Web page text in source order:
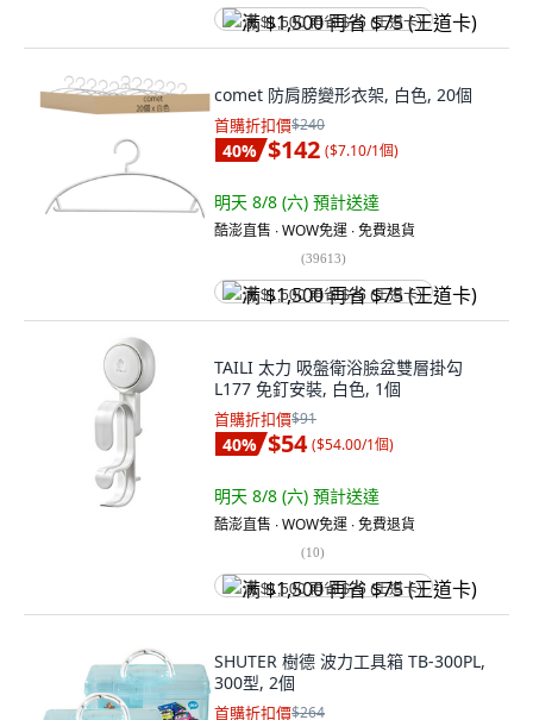
满 $1,500 再省 $75 (王道卡)
comet 防肩膀變形衣架, 白色, 20個
首購折扣價$240
40% $142 ($7.10/1個)
明天 8/8 (六) 預計送達
酷澎直售 ∙ WOW免運 ∙ 免費退貨
(39613)
满 $1,500 再省 $75 (王道卡)
TAILI 太力 吸盤衛浴臉盆雙層掛勾
L177 免釘安裝, 白色, 1個
首購折扣價$91
40% $54 ($54.00/1個)
明天 8/8 (六) 預計送達
酷澎直售 ∙ WOW免運 ∙ 免費退貨
(10)
满 $1,500 再省 $75 (王道卡)
SHUTER 樹德 波力工具箱 TB-300PL,
300型, 2個
首購折扣價$264